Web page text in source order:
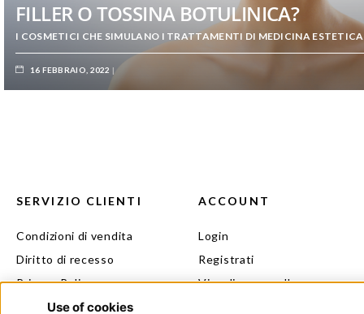
DERMOCOSMETICO
COME CONTRASTARE RUGHE E SEGNI DI ESPRESSIONE
10 MARZO, 2025
SERVIZIO CLIENTI
Condizioni di vendita
Diritto di recesso
Privacy Policy
Cookie Policy
ACCOUNT
Login
Registrati
Visualizza carrello